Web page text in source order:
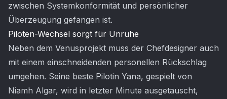
zwischen Systemkonformität und persönlicher
Überzeugung gefangen ist.
Piloten-Wechsel sorgt für Unruhe
Neben dem Venusprojekt muss der Chefdesigner auch
mit einem einschneidenden personellen Rückschlag
umgehen. Seine beste Pilotin Yana, gespielt von
Niamh Algar, wird in letzter Minute ausgetauscht,